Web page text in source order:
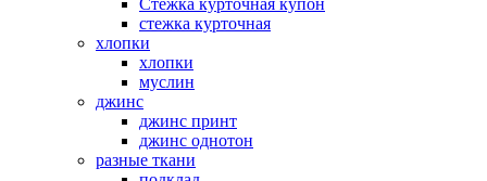
Стежка курточная купон
стежка курточная
хлопки
хлопки
муслин
джинс
джинс принт
джинс однотон
разные ткани